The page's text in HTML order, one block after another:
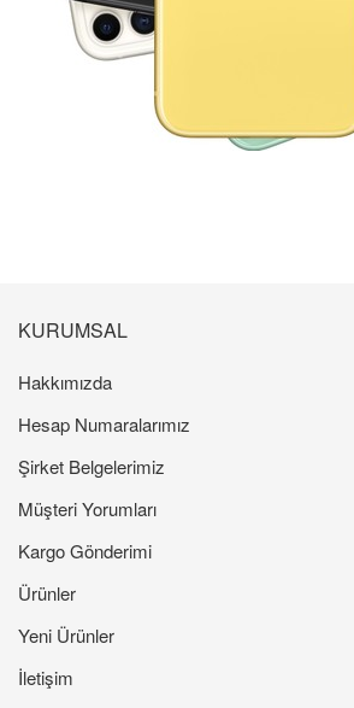
KURUMSAL
Hakkımızda
Hesap Numaralarımız
Şirket Belgelerimiz
Müşteri Yorumları
Kargo Gönderimi
Ürünler
Yeni Ürünler
İletişim